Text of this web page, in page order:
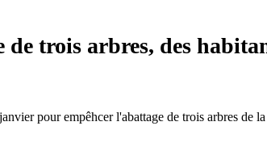
trois arbres, des
pour empêhcer l'abattage de trois arbres de